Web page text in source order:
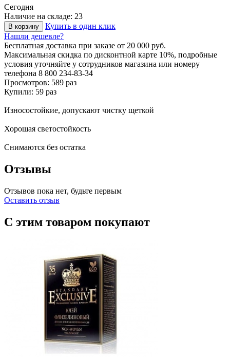
Сегодня
Наличие на складе: 23
В корзину
Купить в один клик
Нашли дешевле?
Бесплатная доставка при заказе от 20 000 руб.
Максимальная скидка по дисконтной карте 10%, подробные
условия уточняйте у сотрудников магазина или номеру
телефона 8 800 234-83-34
Просмотров: 589 раз
Купили: 59 раз
Износостойкие, допускают чистку щеткой
Хорошая светостойкость
Снимаются без остатка
Отзывы
Отзывов пока нет, будьте первым
Оставить отзыв
С этим товаром покупают